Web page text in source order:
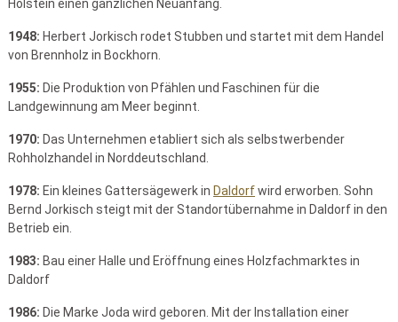
Holstein einen gänzlichen Neuanfang.
1948: Herbert Jorkisch rodet Stubben und startet mit dem Handel
von Brennholz in Bockhorn.
1955: Die Produktion von Pfählen und Faschinen für die
Landgewinnung am Meer beginnt.
1970: Das Unternehmen etabliert sich als selbstwerbender
Rohholzhandel in Norddeutschland.
1978: Ein kleines Gattersägewerk in Daldorfwird erworben. Sohn
Bernd Jorkisch steigt mit der Standortübernahme in Daldorf in den
Betrieb ein.
1983: Bau einer Halle und Eröffnung eines Holzfachmarktes in
Daldorf
1986: Die Marke Joda wird geboren. Mit der Installation einer